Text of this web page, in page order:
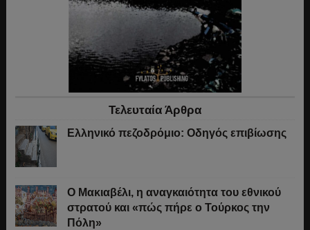
Τελευταία Άρθρα
Ελληνικό πεζοδρόμιο: Οδηγός επιβίωσης
Ο Μακιαβέλι, η αναγκαιότητα του εθνικού
στρατού και «πώς πήρε ο Τούρκος την
Πόλη»